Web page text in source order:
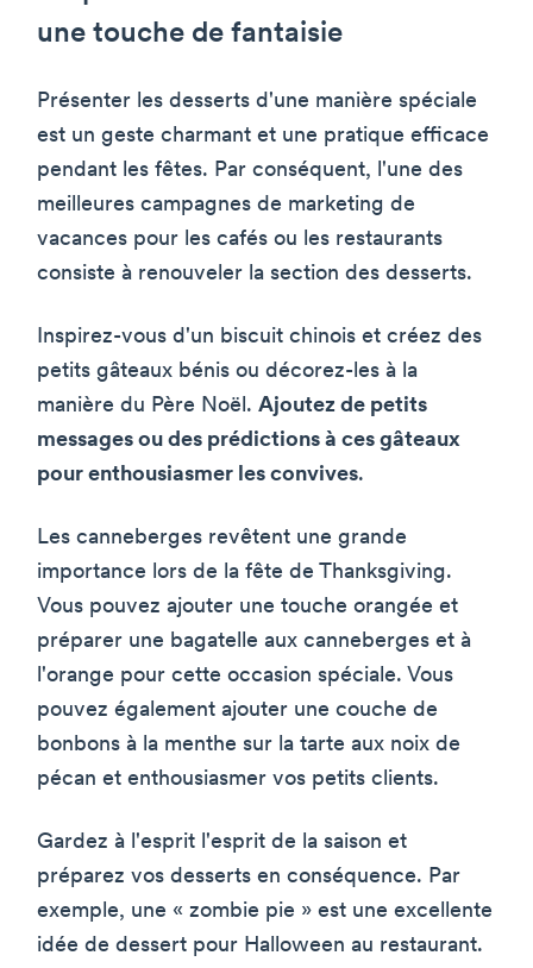
une touche de fantaisie
Présenter les desserts d'une manière spéciale
est un geste charmant et une pratique efficace
pendant les fêtes. Par conséquent, l'une des
meilleures campagnes de marketing de
vacances pour les cafés ou les restaurants
consiste à renouveler la section des desserts.
Inspirez-vous d'un biscuit chinois et créez des
petits gâteaux bénis ou décorez-les à la
manière du Père Noël. Ajoutez de petits
messages ou des prédictions à ces gâteaux
pour enthousiasmer les convives.
Les canneberges revêtent une grande
importance lors de la fête de Thanksgiving.
Vous pouvez ajouter une touche orangée et
préparer une bagatelle aux canneberges et à
l'orange pour cette occasion spéciale. Vous
pouvez également ajouter une couche de
bonbons à la menthe sur la tarte aux noix de
pécan et enthousiasmer vos petits clients.
Gardez à l'esprit l'esprit de la saison et
préparez vos desserts en conséquence. Par
exemple, une « zombie pie » est une excellente
idée de dessert pour Halloween au restaurant.